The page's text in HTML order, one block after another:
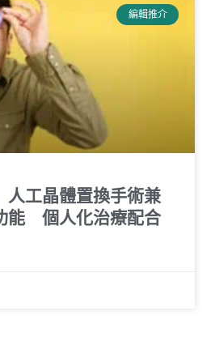
編輯推介
人工晶體置換手術兼
能 個人化治療配合